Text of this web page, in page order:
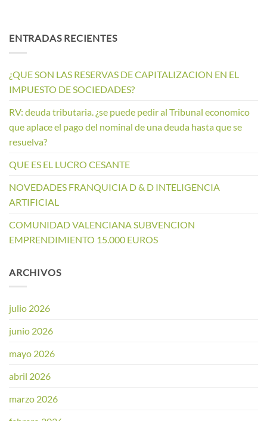
ENTRADAS RECIENTES
¿QUE SON LAS RESERVAS DE CAPITALIZACION EN EL
IMPUESTO DE SOCIEDADES?
RV: deuda tributaria. ¿se puede pedir al Tribunal economico
que aplace el pago del nominal de una deuda hasta que se
resuelva?
QUE ES EL LUCRO CESANTE
NOVEDADES FRANQUICIA D & D INTELIGENCIA
ARTIFICIAL
COMUNIDAD VALENCIANA SUBVENCION
EMPRENDIMIENTO 15.000 EUROS
ARCHIVOS
julio 2026
junio 2026
mayo 2026
abril 2026
marzo 2026